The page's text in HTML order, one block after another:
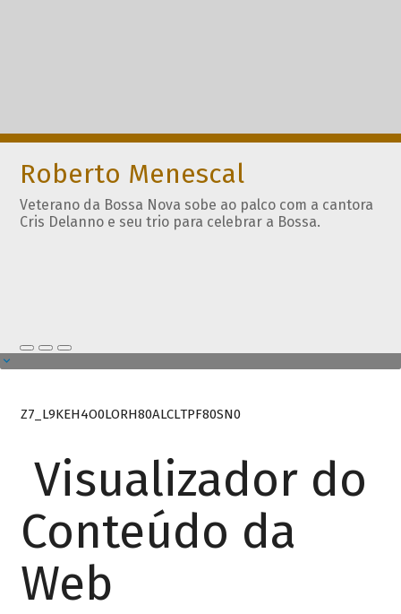
Roberto Menescal
Veterano da Bossa Nova sobe ao palco com a cantora
Cris Delanno e seu trio para celebrar a Bossa.
Z7_L9KEH4O0LORH80ALCLTPF80SN0
Visualizador do
Conteúdo da
Web